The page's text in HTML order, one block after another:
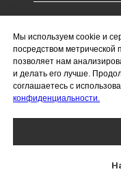
ИП Чухлебов Сергей
ИНН 366221076703
ОГРНИП
Политика
Работаем каждый
Доставляем цветы
+7 (910) 732-22-68 |
Мы используем cookie и
посредством метрической
позволяет нам
и делать его лучше.
соглашаетесь с
конфиденциальности.